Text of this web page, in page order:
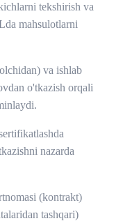
tekshirish va
mahsulotlarni
va ishlab
o'tkazish orqali
nazarda
(kontrakt)
tashqari)